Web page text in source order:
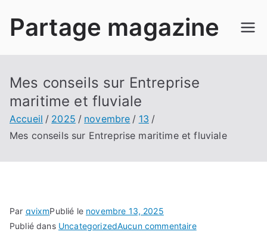
Partage magazine
Mes conseils sur Entreprise
maritime et fluviale
Accueil 2025 novembre
13
Mes conseils sur Entreprise maritime et fluviale
Par qvixmPublié le novembre 13, 2025
Publié dans UncategorizedAucun commentairesur